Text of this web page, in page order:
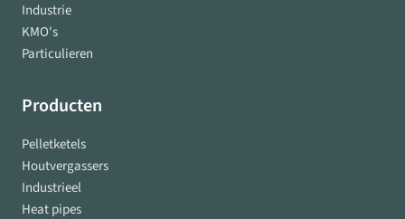
Industrie
KMO's
Particulieren
Producten
Pelletketels
Houtvergassers
Industrieel
Heat pipes